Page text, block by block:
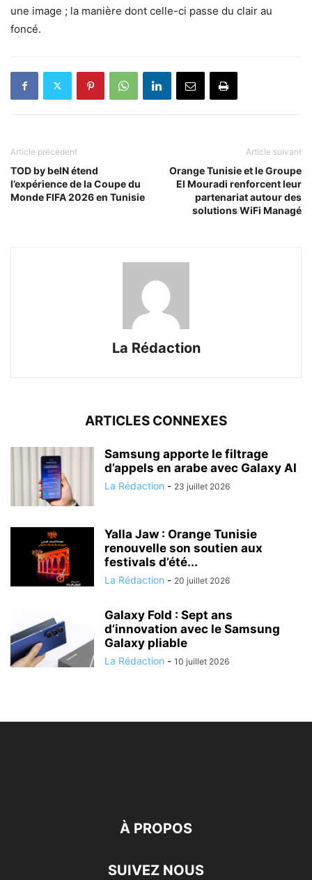
une image ; la manière dont celle-ci passe du clair au
foncé.
Article précédent
TOD by beIN étend
l’expérience de la Coupe du
Monde FIFA 2026 en Tunisie
Article suivant
Orange Tunisie et le Groupe
El Mouradi renforcent leur
partenariat autour des
solutions WiFi Managé
La Rédaction
ARTICLES CONNEXES
Samsung apporte le filtrage
d’appels en arabe avec Galaxy AI
La Rédaction - 23 juillet 2026
Yalla Jaw : Orange Tunisie
renouvelle son soutien aux
festivals d’été...
La Rédaction - 20 juillet 2026
Galaxy Fold : Sept ans
d’innovation avec le Samsung
Galaxy pliable
La Rédaction - 10 juillet 2026
À PROPOS
SUIVEZ NOUS